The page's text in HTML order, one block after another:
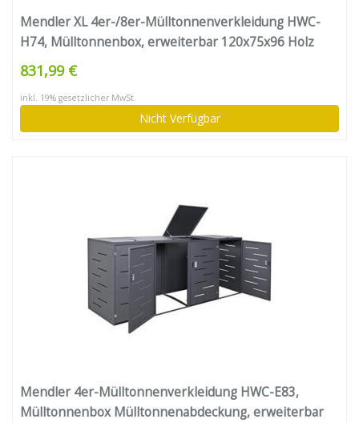
Mendler XL 4er-/8er-Mülltonnenverkleidung HWC-
H74, Mülltonnenbox, erweiterbar 120x75x96 Holz
FSC-Zertifiziert – anthrazit-grau
831,99 €
inkl. 19% gesetzlicher MwSt.
Nicht Verfügbar
Mendler 4er-Mülltonnenverkleidung HWC-E83,
Mülltonnenbox Mülltonnenabdeckung, erweiterbar